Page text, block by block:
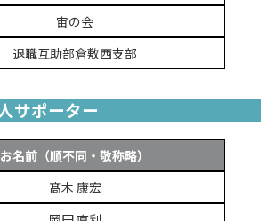
宙の会
退職互助部倉敷西支部
サポーター
お名前（順不同・敬称略）
髙木 康宏